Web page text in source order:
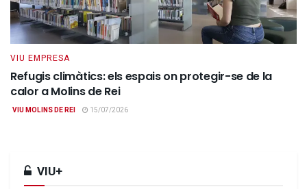
VIU EMPRESA
Refugis climàtics: els espais on protegir-se de la
calor a Molins de Rei
VIU MOLINS DE REI 15/07/2026
VIU+